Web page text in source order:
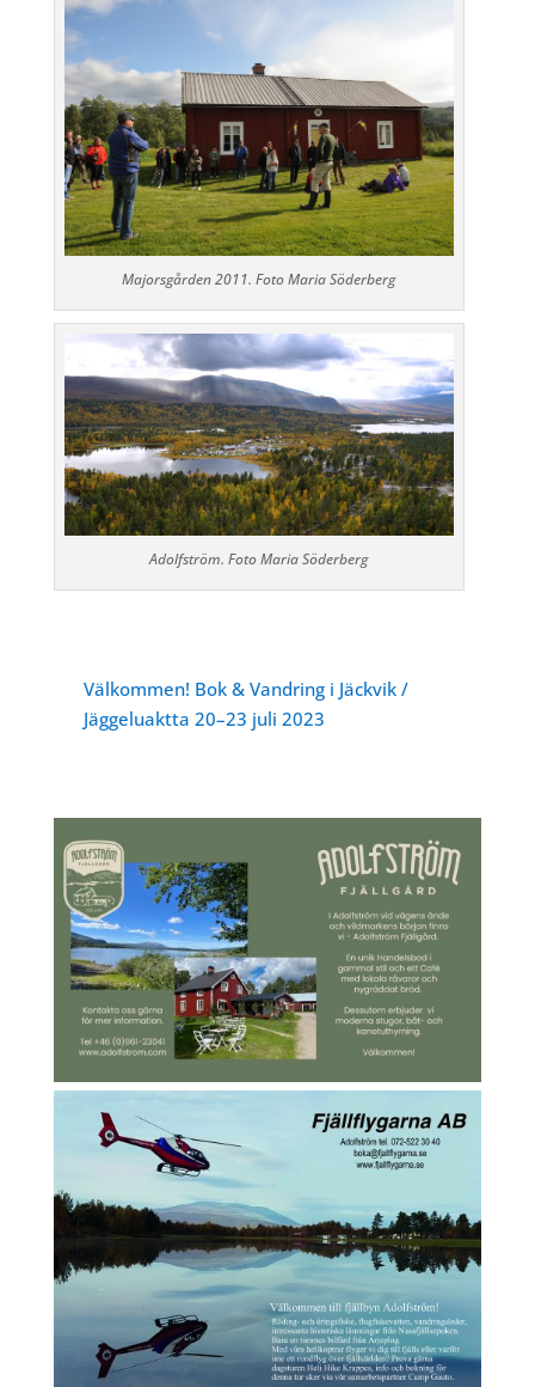
Majorsgården 2011. Foto Maria Söderberg
Adolfström. Foto Maria Söderberg
Välkommen! Bok & Vandring i Jäckvik /
Jäggeluaktta 20–23 juli 2023